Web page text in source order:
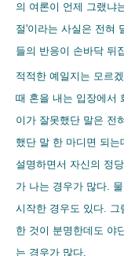
의 여론이 언제 그랬냐
절'이라는 사실은 전혀
들의 반응이 손바닥 뒤
적적한 예일지는 모르
때 혼을 내는 입장에서
이가 잘못했단 말은 전
했단 말 한 마디면 되는
설명하면서 자신의 정
가 나는 경우가 많다.
시작한 경우도 있다. 그
한 것이 분명한데도 야
는 경우가 많다.